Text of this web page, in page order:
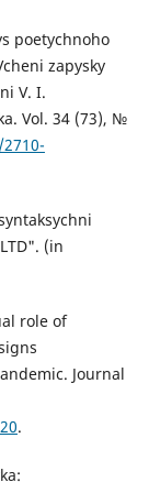
poetychnoho
zapysky
V. I.
Vol. 34 (73), №
(in
role of
Journal
.